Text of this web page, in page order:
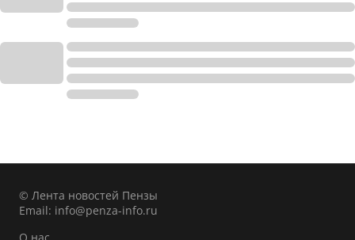
© Лента новостей Пензы
Email: info@penza-info.ru